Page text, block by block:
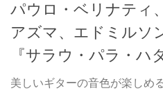
パウロ・ベリナティ
アズマ、エドミルソ
『サラウ・パラ・ハ
美しいギターの音色が楽しめ